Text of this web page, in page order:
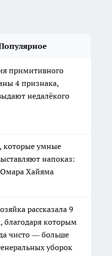
примитивного
4 признака,
недалёкого
которые умные
напоказ:
Хайяма
рассказала 9
благодаря которым
чисто — больше
уборок